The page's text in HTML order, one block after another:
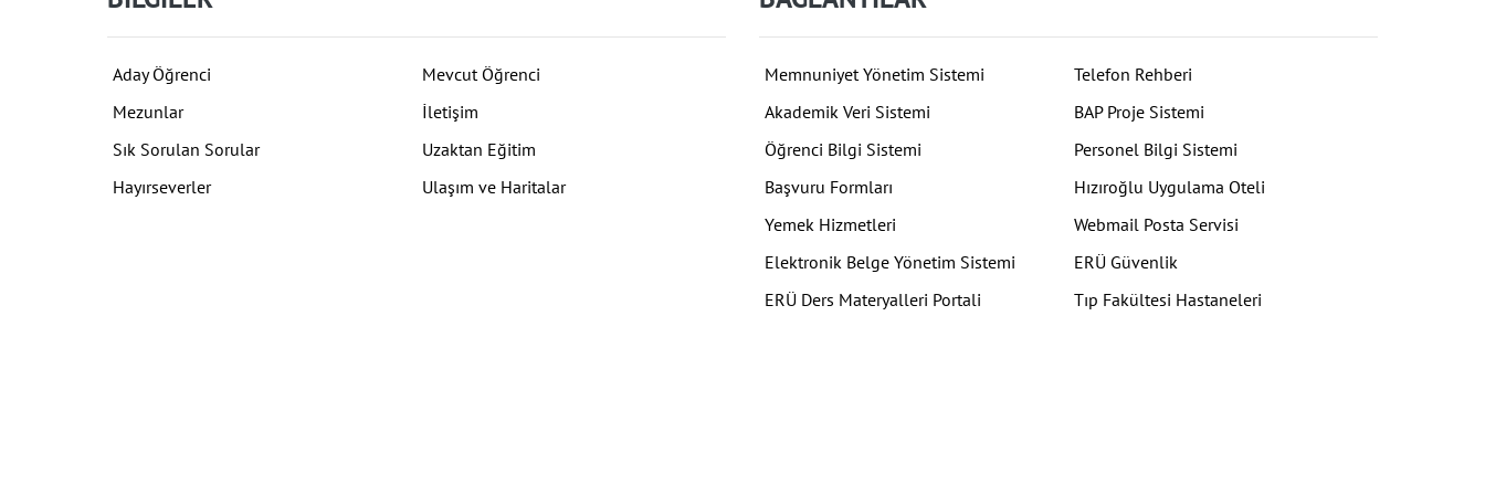
Aday Öğrenci
Mevcut Öğrenci
Mezunlar
İletişim
Sık Sorulan Sorular
Uzaktan Eğitim
Hayırseverler
Ulaşım ve Haritalar
Memnuniyet Yönetim Sistemi
Telefon Rehberi
Akademik Veri Sistemi
BAP Proje Sistemi
Öğrenci Bilgi Sistemi
Personel Bilgi Sistemi
Başvuru Formları
Hızıroğlu Uygulama Oteli
Yemek Hizmetleri
Webmail Posta Servisi
Elektronik Belge Yönetim Sistemi
ERÜ Güvenlik
ERÜ Ders Materyalleri Portali
Tıp Fakültesi Hastaneleri